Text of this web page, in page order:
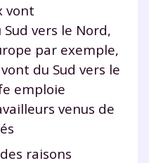
vont
vers le Nord,
par exemple,
du Sud vers le
emploie
venus de
raisons